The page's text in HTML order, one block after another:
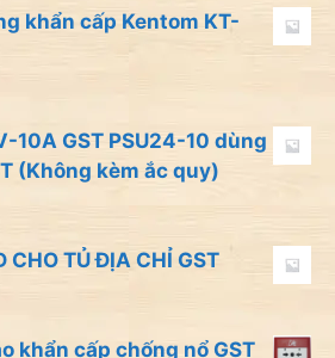
khẩn cấp Kentom KT-
10A GST PSU24-10 dùng
(Không kèm ắc quy)
CHO TỦ ĐỊA CHỈ GST
khẩn cấp chống nổ GST